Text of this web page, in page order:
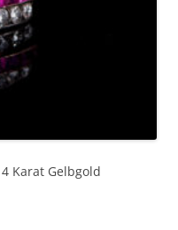
Karat Gelbgold